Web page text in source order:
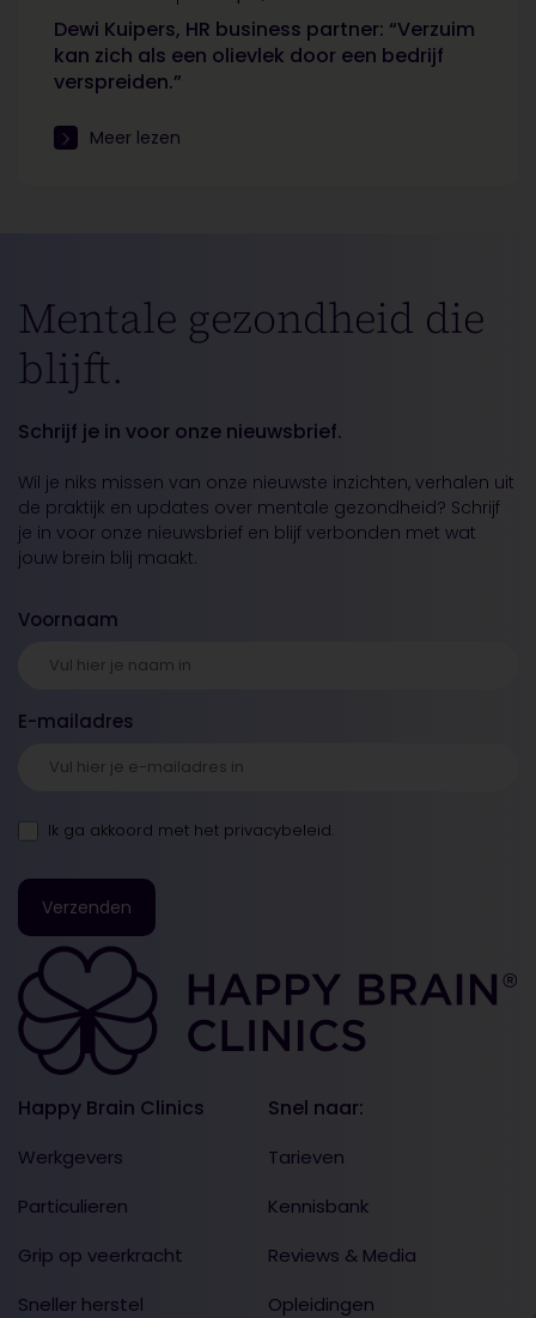
Dewi Kuipers, HR business partner: “Verzuim
kan zich als een olievlek door een bedrijf
verspreiden.”
Meer lezen
Happy Brain Clinics
Werkgevers
Particulieren
Grip op veerkracht
Sneller herstel
Snel naar:
Tarieven
Kennisbank
Reviews & Media
Opleidingen
Mentale gezondheid die
blijft.
Schrijf je in voor onze nieuwsbrief.
Wil je niks missen van onze nieuwste inzichten, verhalen uit
de praktijk en updates over mentale gezondheid? Schrijf
je in voor onze nieuwsbrief en blijf verbonden met wat
jouw brein blij maakt.
Voornaam
E-mailadres
Ik ga akkoord met het privacybeleid.